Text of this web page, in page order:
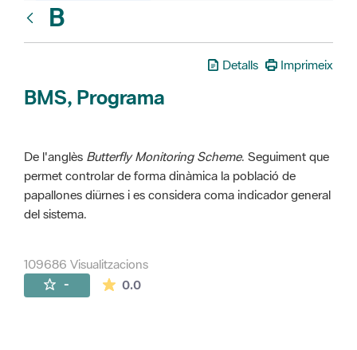
B
Detalls Imprimeix
BMS, Programa
De l'anglès Butterfly Monitoring Scheme. Seguiment que
permet controlar de forma dinàmica la població de
papallones diürnes i es considera coma indicador general
del sistema.
109686 Visualitzacions
- 0.0La mitjana de les valoracions és de 0